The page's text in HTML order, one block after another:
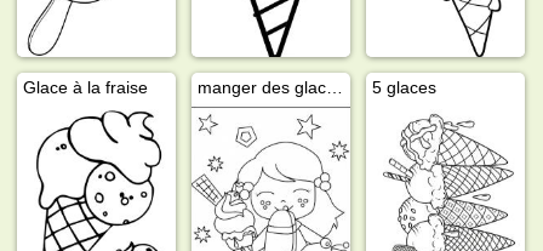
Glace à la fraise 5 glaces